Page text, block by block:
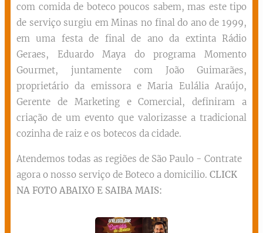
com comida de boteco poucos sabem, mas este tipo
de serviço surgiu em Minas no final do ano de 1999,
em uma festa de final de ano da extinta Rádio
Geraes, Eduardo Maya do programa Momento
Gourmet, juntamente com João Guimarães,
proprietário da emissora e Maria Eulália Araújo,
Gerente de Marketing e Comercial, definiram a
criação de um evento que valorizasse a tradicional
cozinha de raiz e os botecos da cidade.
Atendemos todas as regiões de São Paulo - Contrate
agora o nosso serviço de Boteco a domicilio. CLICK
NA FOTO ABAIXO E SAIBA MAIS: